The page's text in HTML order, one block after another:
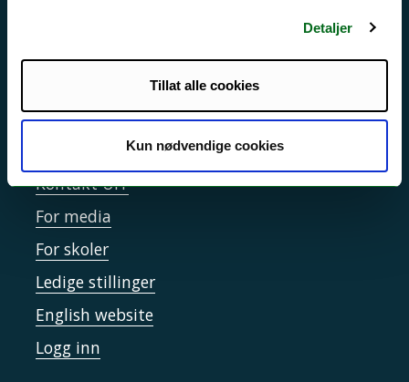
Detaljer
Tillat alle cookies
Kun nødvendige cookies
Informasjonskapsler
Tilgjengelighetserklæring
Kontakt UiT
For media
For skoler
Ledige stillinger
English website
Logg inn